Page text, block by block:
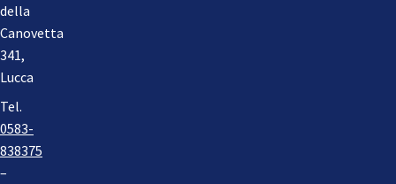
della
Canovetta
341,
Lucca
Tel.
0583-
838375
–